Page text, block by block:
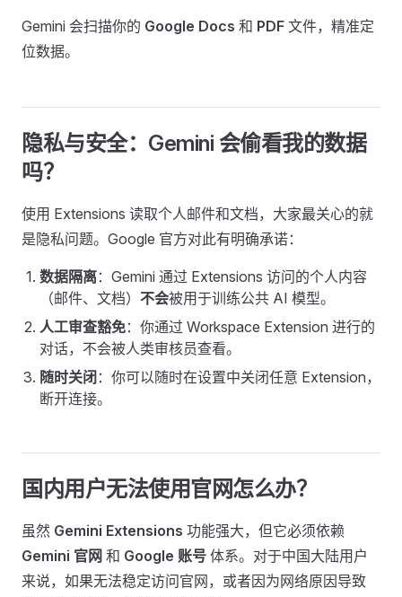
Gemini 会扫描你的 Google Docs 和 PDF 文件，精准定
位数据。
隐私与安全：Gemini 会偷看我的数据
吗？
使用 Extensions 读取个人邮件和文档，大家最关心的就
是隐私问题。Google 官方对此有明确承诺：
数据隔离：Gemini 通过 Extensions 访问的个人内容
（邮件、文档） 不会被用于训练公共 AI 模型。
人工审查豁免：你通过 Workspace Extension 进行的
对话，不会被人类审核员查看。
随时关闭 ：你可以随时在设置中关闭任意 Extension，
断开连接。
国内用户无法使用官网怎么办？
虽然 Gemini Extensions 功能强大，但它必须依赖
Gemini 官网 和 Google 账号 体系。对于中国大陆用户
来说，如果无法稳定访问官网，或者因为网络原因导致